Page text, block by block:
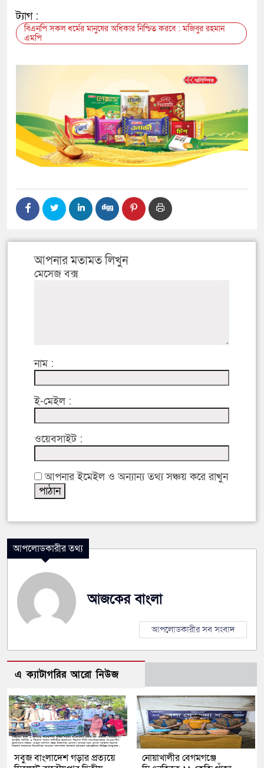
ট্যাগ :
বিএনপি সকল ধর্মের মানুষের অধিকার নিশ্চিত করবে : মজিবুর রহমান
এমপি
আপনার মতামত লিখুন
মেসেজ বক্স
নাম :
ই-মেইল :
ওয়েবসাইট :
আপনার ইমেইল ও অন্যান্য তথ্য সঞ্চয় করে রাখুন
আপলোডকারীর তথ্য
আজকের বাংলা
আপলোডকারীর সব সংবাদ
এ ক্যাটাগরির আরো নিউজ
সবুজ বাংলাদেশ গড়ার প্রত্যয়ে
নোয়াখালীর বেগমগঞ্জে